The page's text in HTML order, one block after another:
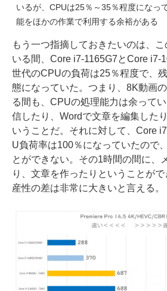
いるが、CPUは25％～35％程度になっ
能をほかの作業で利用する余裕がある
もう一つ指摘しておきたいのは、
いる間、Core i7-1165G7とCore i7-
世代のCPUの負荷は25％程度で、
態になっていた。つまり、8K動画
る間も、CPUの処理能力は余って
信したり、Wordで文章を編集した
いうことだ。それに対して、Core
U負荷率は100％になっていたので
とができない。その1時間の間に、
り、文章を作ったりということが
産性の差は非常に大きいと言える。